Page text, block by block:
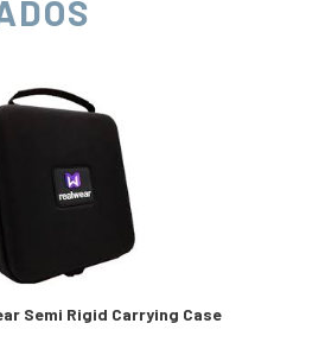
Semi Rigid Carrying Case